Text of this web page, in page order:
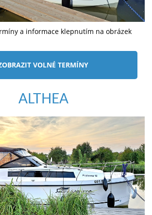
a informace klepnutím na obrázek
VOLNÉ TERMÍNY
ALTHEA